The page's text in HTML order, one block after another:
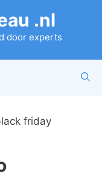
.nl
door experts
friday